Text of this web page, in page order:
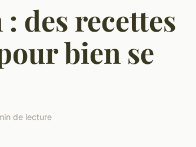
des recettes
bien se
de lecture